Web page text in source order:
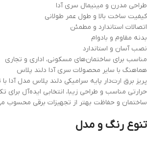
طراحی مدرن و مینیمال سری آدا
کیفیت ساخت بالا و طول عمر طولانی
اتصالات استاندارد و مطمئن
بدنه مقاوم و بادوام
نصب آسان و استاندارد
مناسب برای ساختمان‌های مسکونی، اداری و تجاری
هماهنگ با سایر محصولات سری آدا دلند پلاس
پریز برق ارت‌دار پایه سرامیکی دلند پلاس مدل آدا با
حرارتی مناسب و طراحی زیبا، انتخابی ایده‌آل
ساختمان و حفاظت بهتر از تجهیزات برقی محسوب
تنوع رنگ و مدل